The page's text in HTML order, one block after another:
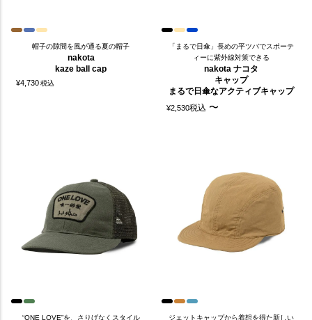
帽子の隙間を風が通る夏の帽子
nakota
kaze ball cap
¥4,730税込
「まるで日傘」長めの平ツバでスポーテ
ィーに紫外線対策できる
nakota ナコタ
キャップ
まるで日傘なアクティブキャップ
¥2,530税込 〜
“ONE LOVE”を、さりげなくスタイル
ジェットキャップから着想を得た新しい